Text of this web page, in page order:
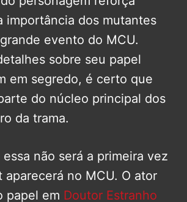
importância dos mutantes
evento do MCU.
sobre seu papel
em segredo, é certo que
do núcleo principal dos
da trama.
não será a primeira vez
aparecerá no MCU. O ator
papel em Doutor Estranho